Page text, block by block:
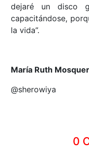
dejaré un disco
capacitándose,
la vida”.
María Ruth
@sherowiya
0